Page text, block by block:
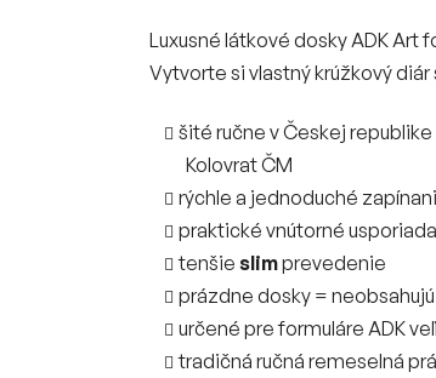
Luxusné látkové dosky ADK Art
Vytvorte si vlastný krúžkový
šité ručne v Českej
Kolovrat ČM
rýchle a jednoduché
praktické vnútorné
tenšie slimprevedenie
prázdne dosky =
určené pre formuláre ADK
tradičná ručná remeselná